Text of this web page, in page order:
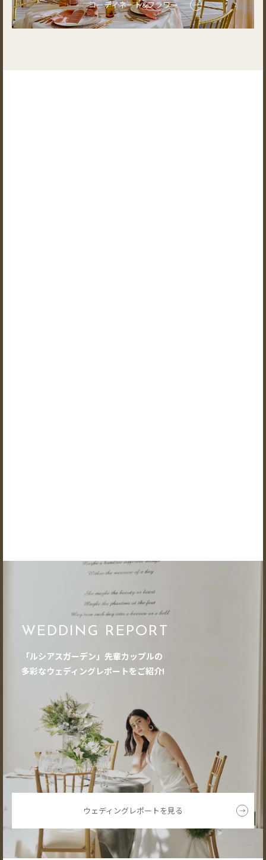
コーディネート&フラワー
WEDDING REPORT
「ルシアスガーデン」先輩カップルの
多彩なウェディングレポートをご紹介!
ウェディングレポートを見る